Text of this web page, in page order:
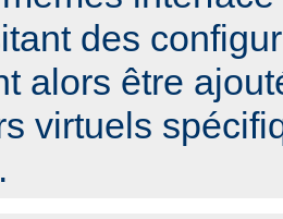
des
alors être
virtuels